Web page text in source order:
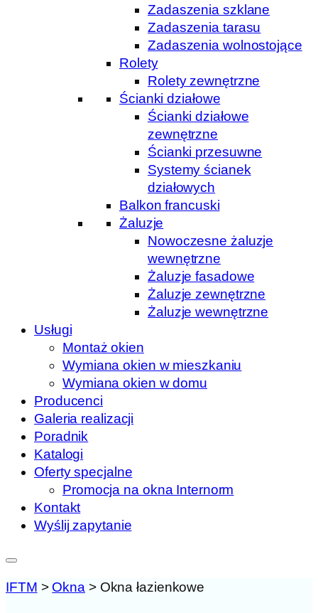
Zadaszenia szklane
Zadaszenia tarasu
Zadaszenia wolnostojące
Rolety
Rolety zewnętrzne
Ścianki działowe
Ścianki działowe
zewnętrzne
Ścianki przesuwne
Systemy ścianek
działowych
Balkon francuski
Żaluzje
Nowoczesne żaluzje
wewnętrzne
Żaluzje fasadowe
Żaluzje zewnętrzne
Żaluzje wewnętrzne
Usługi
Montaż okien
Wymiana okien w mieszkaniu
Wymiana okien w domu
Producenci
Galeria realizacji
Poradnik
Katalogi
Oferty specjalne
Promocja na okna Internorm
Kontakt
Wyślij zapytanie
IFTM > Okna > Okna łazienkowe